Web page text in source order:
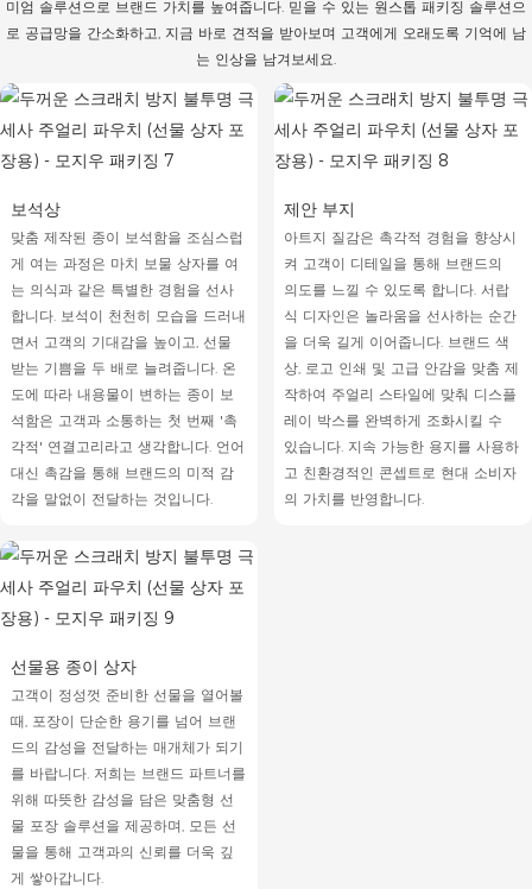
미엄 솔루션으로 브랜드 가치를 높여줍니다. 믿을 수 있는 원스톱 패키징 솔루션으
로 공급망을 간소화하고, 지금 바로 견적을 받아보며 고객에게 오래도록 기억에 남
는 인상을 남겨보세요.
보석상
맞춤 제작된 종이 보석함을 조심스럽
게 여는 과정은 마치 보물 상자를 여
는 의식과 같은 특별한 경험을 선사
합니다. 보석이 천천히 모습을 드러내
면서 고객의 기대감을 높이고, 선물
받는 기쁨을 두 배로 늘려줍니다. 온
도에 따라 내용물이 변하는 종이 보
석함은 고객과 소통하는 첫 번째 '촉
각적' 연결고리라고 생각합니다. 언어
대신 촉감을 통해 브랜드의 미적 감
각을 말없이 전달하는 것입니다.
제안 부지
아트지 질감은 촉각적 경험을 향상시
켜 고객이 디테일을 통해 브랜드의
의도를 느낄 수 있도록 합니다. 서랍
식 디자인은 놀라움을 선사하는 순간
을 더욱 길게 이어줍니다. 브랜드 색
상, 로고 인쇄 및 고급 안감을 맞춤 제
작하여 주얼리 스타일에 맞춰 디스플
레이 박스를 완벽하게 조화시킬 수
있습니다. 지속 가능한 용지를 사용하
고 친환경적인 콘셉트로 현대 소비자
의 가치를 반영합니다.
선물용 종이 상자
고객이 정성껏 준비한 선물을 열어볼
때, 포장이 단순한 용기를 넘어 브랜
드의 감성을 전달하는 매개체가 되기
를 바랍니다. 저희는 브랜드 파트너를
위해 따뜻한 감성을 담은 맞춤형 선
물 포장 솔루션을 제공하며, 모든 선
물을 통해 고객과의 신뢰를 더욱 깊
게 쌓아갑니다.